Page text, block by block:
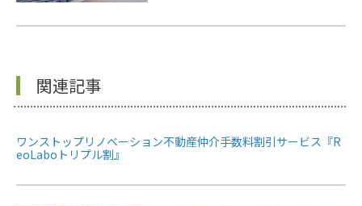
関連記事
ワンストップリノベーション不動産仲介手数料割引サービス『R
eoLaboトリプル割』